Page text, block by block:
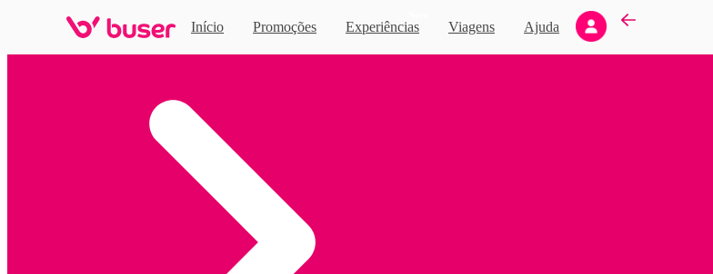
Início Promoções Experiências Viagens Ajuda